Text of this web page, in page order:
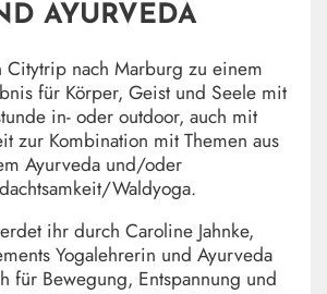
AYURVEDA
Citytrip nach Marburg zu einem
für Körper, Geist und Seele mit
in- oder outdoor, auch mit
zur Kombination mit Themen aus
Ayurveda und/oder
Waldyoga.
ihr durch Caroline Jahnke,
Yogalehrerin und Ayurveda
für Bewegung, Entspannung und